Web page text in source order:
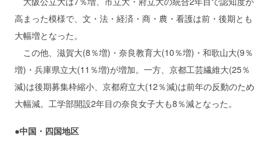
高まった模様で、文・法・経済・商・農・看護は前・後期とも
大幅増となった。
この他、滋賀大(8％増)・奈良教育大(10％増)・和歌山大(9％
増)・兵庫県立大(11％増)が増加。一方、京都工芸繊維大(25％
減)は後期募集枠縮小、京都府立大(12％減)は前年の反動のため
大幅減。工学部開設2年目の奈良女子大も8％減となった。
●中国・四国地区